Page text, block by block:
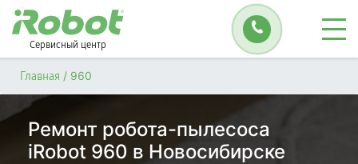
Сервисный центр
Главная / 960
Ремонт робота-пылесоса
iRobot 960 в Новосибирске